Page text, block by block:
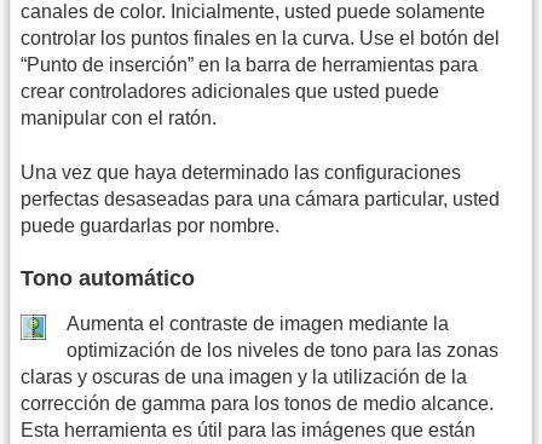
canales de color. Inicialmente, usted puede solamente
controlar los puntos finales en la curva. Use el botón del
“Punto de inserción” en la barra de herramientas para
crear controladores adicionales que usted puede
manipular con el ratón.
Una vez que haya determinado las configuraciones
perfectas desaseadas para una cámara particular, usted
puede guardarlas por nombre.
Tono automático
Aumenta el contraste de imagen mediante la
optimización de los niveles de tono para las zonas
claras y oscuras de una imagen y la utilización de la
corrección de gamma para los tonos de medio alcance.
Esta herramienta es útil para las imágenes que están